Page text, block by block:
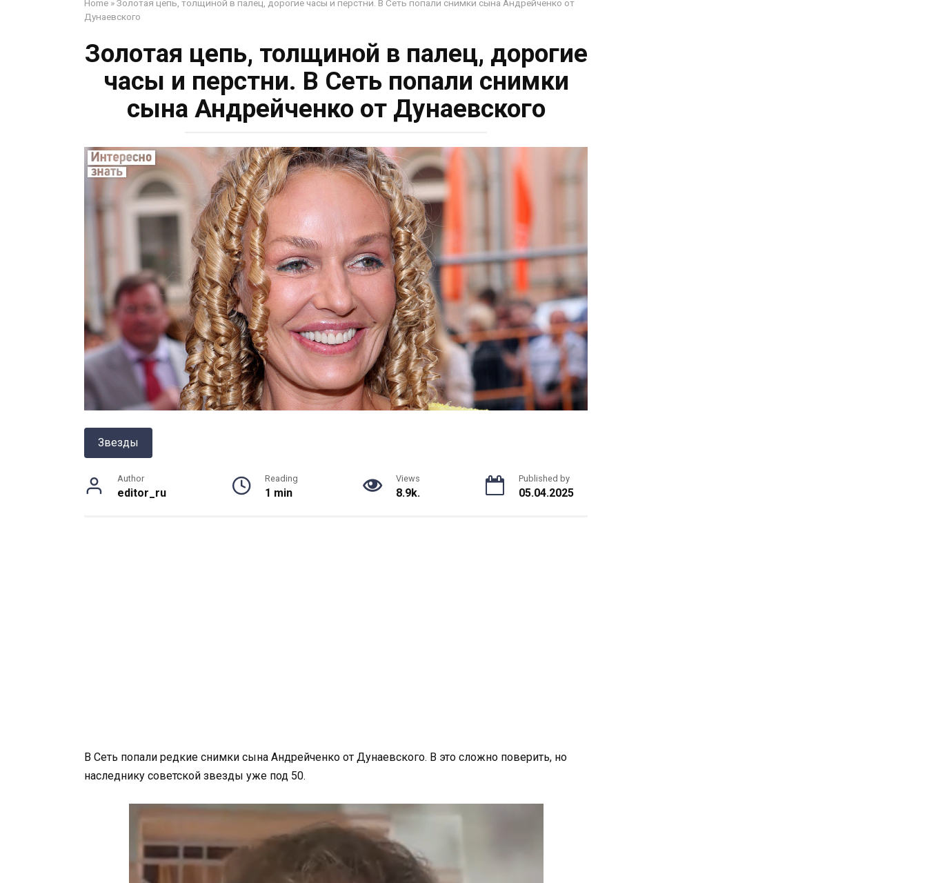
Home »Золотая цепь, толщиной в палец, дорогие часы и перстни. В Сеть попали снимки сына Андрейченко от
Дунаевского
Золотая цепь, толщиной в палец, дорогие
часы и перстни. В Сеть попали снимки
сына Андрейченко от Дунаевского
Звезды
Author
editor_ru
Reading
1 min
Views
8.9k.
Published by
05.04.2025
В Сеть попали редкие снимки сына Андрейченко от Дунаевского. В это сложно поверить, но
наследнику советской звезды уже под 50.